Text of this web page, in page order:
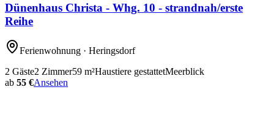
Dünenhaus Christa - Whg. 10 - strandnah/erste
Reihe
Ferienwohnung · Heringsdorf
2 Gäste2 Zimmer59 m²Haustiere gestattetMeerblick
ab 55 €Ansehen